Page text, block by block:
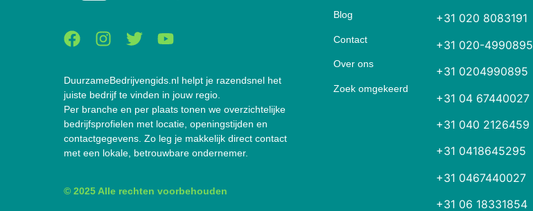
DuurzameBedrijvengids.nl helpt je razendsnel het
juiste bedrijf te vinden in jouw regio.
Per branche en per plaats tonen we overzichtelijke
bedrijfsprofielen met locatie, openingstijden en
contactgegevens. Zo leg je makkelijk direct contact
met een lokale, betrouwbare ondernemer.
© 2025 Alle rechten voorbehouden
Blog
Contact
Over ons
Zoek omgekeerd
+31 020 8083191
+31 020-4990895
+31 0204990895
+31 04 67440027
+31 040 2126459
+31 0418645295
+31 0467440027
+31 06 18331854